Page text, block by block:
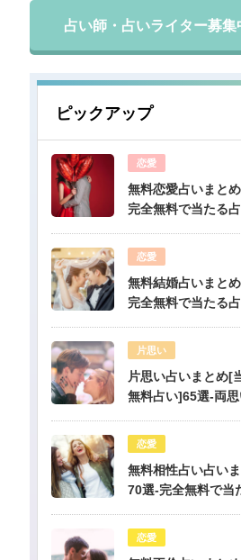
占い師・占いライター募集
ピックアップ
恋愛
無料恋愛占いまと
完全無料で当たる
恋愛
無料結婚占いまと
完全無料で当たる
片思い
片思い占いまとめ[
無料占い]65選-両
当たる片思い占い
恋愛
無料相性占い占い
70選-完全無料で当
恋愛